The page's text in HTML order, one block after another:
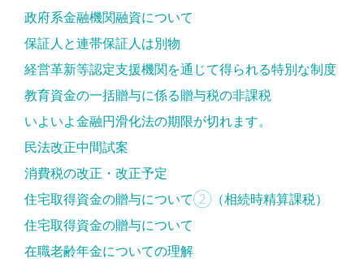
政府系金融機関融資について
保証人と連帯保証人は別物
経営革新等認定支援機関を通じて得られる特別な制度
教育資金の一括贈与に係る贈与税の非課税
いよいよ金融円滑化法の期限が切れます。
民法改正中間試案
消費税の改正・改正予定
住宅取得資金の贈与について②（相続時精算課税）
住宅取得資金の贈与について
在職老齢年金についての理解